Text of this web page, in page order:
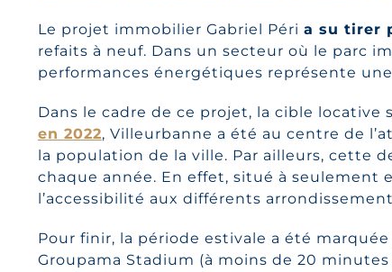
Le projet immobilier Gabriel Péri a su tirer
refaits à neuf. Dans un secteur où le parc
performances énergétiques représente une
Dans le cadre de ce projet, la cible locative
en 2022, Villeurbanne a été au centre de
la population de la ville. Par ailleurs, cette
chaque année. En effet, situé à seulement
l’accessibilité aux différents
Pour finir, la période estivale a été
Groupama Stadium (à moins de 20